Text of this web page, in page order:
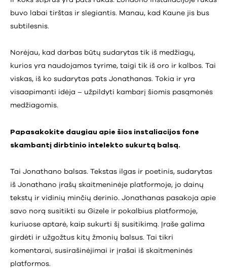
buvo labai tirštas ir slegiantis. Manau, kad Kaune jis bus
subtilesnis.
Norėjau, kad darbas būtų sudarytas tik iš medžiagų,
kurios yra naudojamos tyrime, taigi tik iš oro ir kalbos. Tai
viskas, iš ko sudarytas pats Jonathanas. Tokia ir yra
visaapimanti idėja – užpildyti kambarį šiomis pasąmonės
medžiagomis.
Papasakokite daugiau apie šios instaliacijos fone
skambantį dirbtinio intelekto sukurtą balsą.
Tai Jonathano balsas. Tekstas ilgas ir poetinis, sudarytas
iš Jonathano įrašų skaitmeninėje platformoje, jo dainų
tekstų ir vidinių minčių derinio. Jonathanas pasakoja apie
savo norą susitikti su Gizele ir pokalbius platformoje,
kuriuose aptarė, kaip sukurti šį susitikimą. Įraše galima
girdėti ir užgožtus kitų žmonių balsus. Tai tikri
komentarai, susirašinėjimai ir įrašai iš skaitmeninės
platformos.